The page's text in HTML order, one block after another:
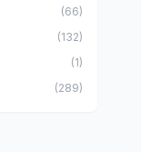
(66)
(132)
(1)
(289)